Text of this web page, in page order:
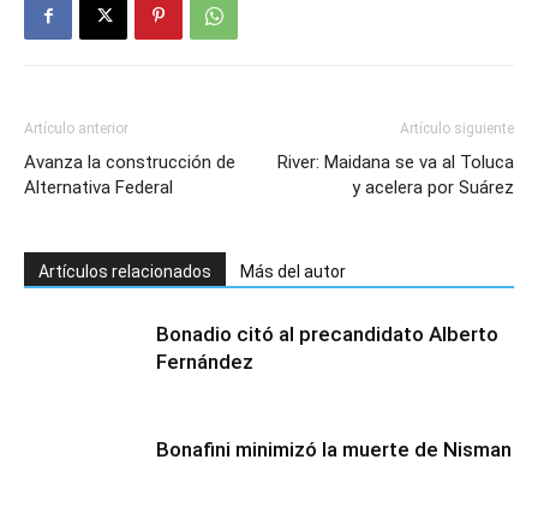
Artículo anterior
Avanza la construcción de
Alternativa Federal
Artículo siguiente
River: Maidana se va al Toluca
y acelera por Suárez
Artículos relacionados Más del autor
Bonadio citó al precandidato Alberto
Fernández
Bonafini minimizó la muerte de Nisman